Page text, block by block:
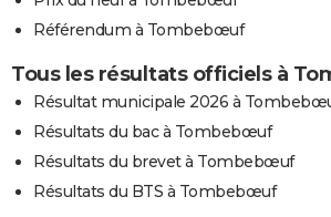
Référendum à Tombebœuf
Tous les résultats officiels à
Résultat municipale 2026 à
Résultats du bac à Tombebœuf
Résultats du brevet à Tombebœuf
Résultats du BTS à Tombebœuf